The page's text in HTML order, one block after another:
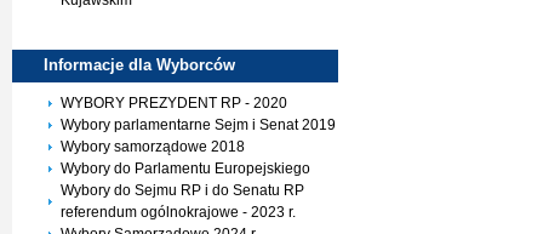
Informacje dla Wyborców
WYBORY PREZYDENT RP - 2020
Wybory parlamentarne Sejm i Senat 2019
Wybory samorządowe 2018
Wybory do Parlamentu Europejskiego
Wybory do Sejmu RP i do Senatu RP
referendum ogólnokrajowe - 2023 r.